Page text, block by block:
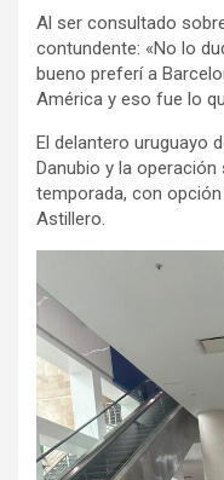
Al ser consultado
contundente: «No lo
bueno preferí a
América y eso fue lo
El delantero uruguayo
Danubio y la
temporada, con
Astillero.